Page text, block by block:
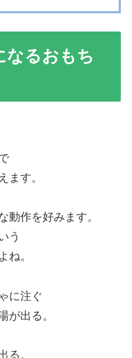
なるおもち
ます。
動作を好みます。
う
ね。
に注ぐ
が出る。
る。